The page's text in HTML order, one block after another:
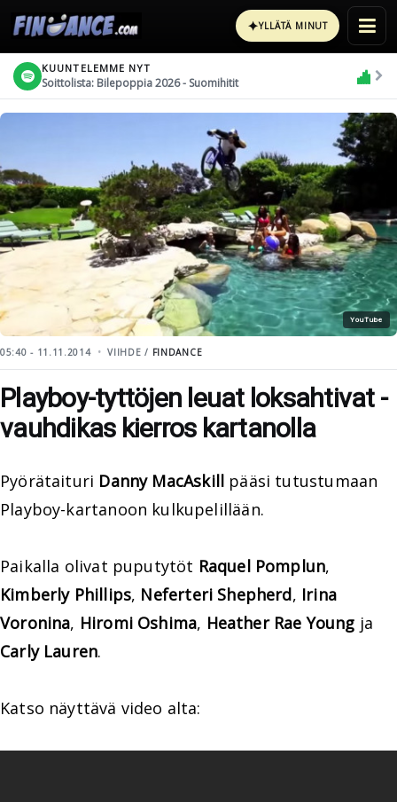
✦YLLÄTÄ MINUT
KUUNTELEMME NYT
Soittolista: Bilepoppia 2026 - Suomihitit
YouTube
05:40 - 11.11.2014 VIIHDE / FINDANCE
Playboy-tyttöjen leuat loksahtivat -
vauhdikas kierros kartanolla
Pyörätaituri Danny MacAskill pääsi tutustumaan
Playboy-kartanoon kulkupelillään.
Paikalla olivat puputytöt Raquel Pomplun,
Kimberly Phillips, Neferteri Shepherd, Irina
Voronina, Hiromi Oshima, Heather Rae Young ja
Carly Lauren.
Katso näyttävä video alta: